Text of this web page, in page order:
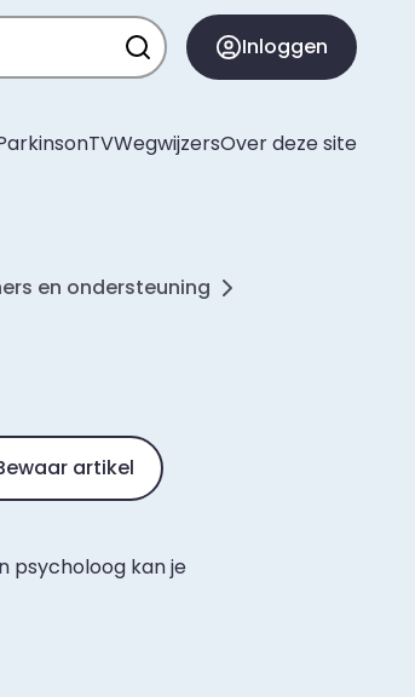
Inloggen
WegwijzersOver deze site
en ondersteuning
artikel
psycholoog kan je